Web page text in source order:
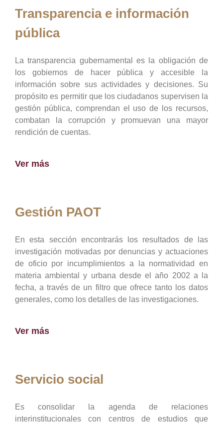
Transparencia e información
pública
La transparencia gubernamental es la obligación de
los gobiernos de hacer pública y accesible la
información sobre sus actividades y decisiones. Su
propósito es permitir que los ciudadanos supervisen la
gestión pública, comprendan el uso de los recursos,
combatan la corrupción y promuevan una mayor
rendición de cuentas.
Ver más
Gestión PAOT
En esta sección encontrarás los resultados de las
investigación motivadas por denuncias y actuaciones
de oficio por incumplimientos a la normatividad en
materia ambiental y urbana desde el año 2002 a la
fecha, a través de un filtro que ofrece tanto los datos
generales, como los detalles de las investigaciones.
Ver más
Servicio social
Es consolidar la agenda de relaciones
interinstitucionales con centros de estudios que